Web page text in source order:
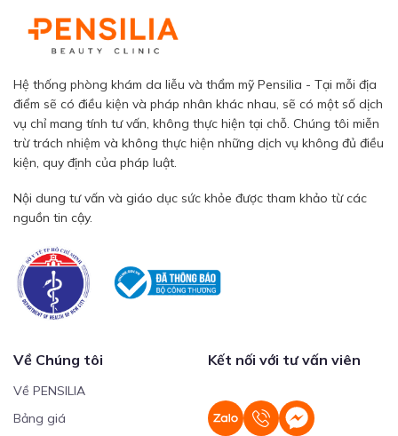
Hệ thống phòng khám da liễu và thẩm mỹ Pensilia - Tại mỗi địa
điểm sẽ có điều kiện và pháp nhân khác nhau, sẽ có một số dịch
vụ chỉ mang tính tư vấn, không thực hiện tại chỗ. Chúng tôi miễn
trừ trách nhiệm và không thực hiện những dịch vụ không đủ điều
kiện, quy định của pháp luật.
Nội dung tư vấn và giáo dục sức khỏe được tham khảo từ các
nguồn tin cậy.
Về Chúng tôi
Về PENSILIA
Bảng giá
Kết nối với tư vấn viên